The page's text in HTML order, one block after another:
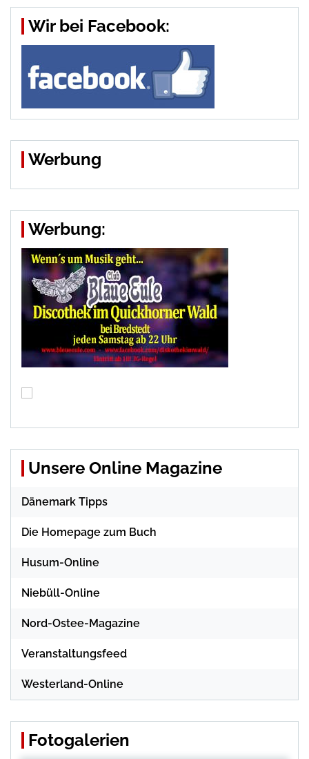
Wir bei Facebook:
Werbung
Werbung:
Unsere Online Magazine
Dänemark Tipps
Die Homepage zum Buch
Husum-Online
Niebüll-Online
Nord-Ostee-Magazine
Veranstaltungsfeed
Westerland-Online
Fotogalerien